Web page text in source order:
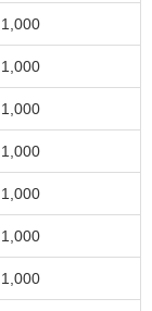
1,000
1,000
1,000
1,000
1,000
1,000
1,000